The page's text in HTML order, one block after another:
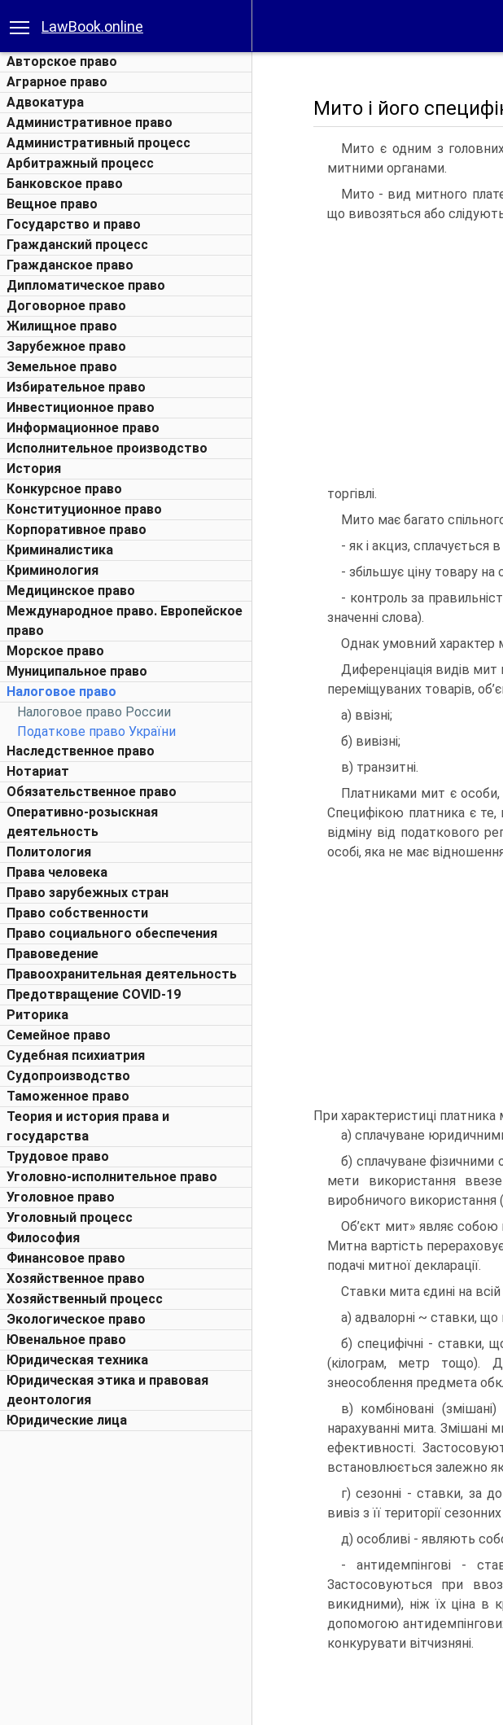
LawBook.online
Авторское право
Аграрное право
Адвокатура
Административное право
Административный процесс
Арбитражный процесс
Банковское право
Вещное право
Государство и право
Гражданский процесс
Гражданское право
Дипломатическое право
Договорное право
Жилищное право
Зарубежное право
Земельное право
Избирательное право
Инвестиционное право
Информационное право
Исполнительное производство
История
Конкурсное право
Конституционное право
Корпоративное право
Криминалистика
Криминология
Медицинское право
Международное право. Европейское
право
Морское право
Муниципальное право
Налоговое право
Налоговое право России
Податкове право України
Наследственное право
Нотариат
Обязательственное право
Оперативно-розыскная
деятельность
Политология
Права человека
Право зарубежных стран
Право собственности
Право социального обеспечения
Правоведение
Правоохранительная деятельность
Предотвращение COVID-19
Риторика
Семейное право
Судебная психиатрия
Судопроизводство
Таможенное право
Теория и история права и
государства
Трудовое право
Уголовно-исполнительное право
Уголовное право
Уголовный процесс
Философия
Финансовое право
Хозяйственное право
Хозяйственный процесс
Экологическое право
Ювенальное право
Юридическая техника
Юридическая этика и правовая
деонтология
Юридические лица
Mито і його
Мито є одним з
митними органами.
Мито - вид митного
що вивозяться або
торгівлі.
Мито має багато
- як і акциз, сплачується
- збільшує ціну товару на
- контроль за
значенні слова).
Однак умовний характер
Диференціація видів
переміщуваних товарів,
а) ввізні;
б) вивізні;
в) транзитні.
Платниками мит є
Специфікою платника є
відміну від податкового
особі, яка не має
При характеристиці платника
а) сплачуване
б) сплачуване
мети вико­ристання
виробничого використання
Об’єкт мит» являє собою
Митна вартість
подачі митної декларації.
Ставки мита єдині на
а) адвалорні ~ ставки,
б) специфічні - ставки,
(кілограм, метр тощо).
знеособлення предмета
в) комбіновані
нарахуванні мита. Змішані
ефективності.
встановлюється залежно як
г) сезонні - ставки, за
вивіз з її території
д) особливі - являють
- антидемпінгові -
Застосовуються при
викидними), ніж їх ціна в
допомогою
конкурувати вітчизняні.